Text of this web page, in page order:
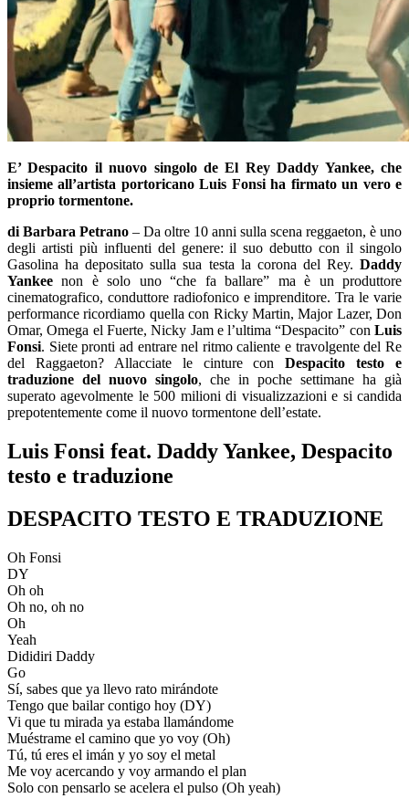
E’ Despacito il nuovo singolo de El Rey Daddy Yankee, che
insieme all’artista portoricano Luis Fonsi ha firmato un vero e
proprio tormentone.
di Barbara Petrano – Da oltre 10 anni sulla scena reggaeton, è uno
degli artisti più influenti del genere: il suo debutto con il singolo
Gasolina ha depositato sulla sua testa la corona del Rey. Daddy
Yankee non è solo uno “che fa ballare” ma è un produttore
cinematografico, conduttore radiofonico e imprenditore. Tra le varie
performance ricordiamo quella con Ricky Martin, Major Lazer, Don
Omar, Omega el Fuerte, Nicky Jam e l’ultima “Despacito” con Luis
Fonsi. Siete pronti ad entrare nel ritmo caliente e travolgente del Re
del Raggaeton? Allacciate le cinture conDespacito testo e
traduzione del nuovo singolo, che in poche settimane ha già
superato agevolmente le 500 milioni di visualizzazioni e si candida
prepotentemente come il nuovo tormentone dell’estate.
Luis Fonsi feat. Daddy Yankee, Despacito
testo e traduzione
DESPACITO TESTO E TRADUZIONE
Oh Fonsi
DY
Oh oh
Oh no, oh no
Oh
Yeah
Dididiri Daddy
Go
Sí, sabes que ya llevo rato mirándote
Tengo que bailar contigo hoy (DY)
Vi que tu mirada ya estaba llamándome
Muéstrame el camino que yo voy (Oh)
Tú, tú eres el imán y yo soy el metal
Me voy acercando y voy armando el plan
Solo con pensarlo se acelera el pulso (Oh yeah)